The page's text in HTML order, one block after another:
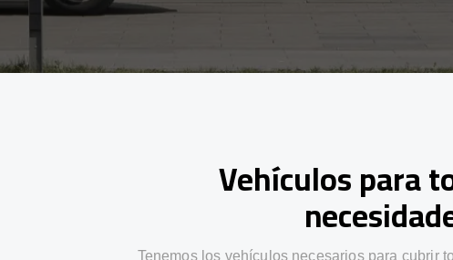
Vehículos para
Tenemos los vehículos necesarios para cubrir